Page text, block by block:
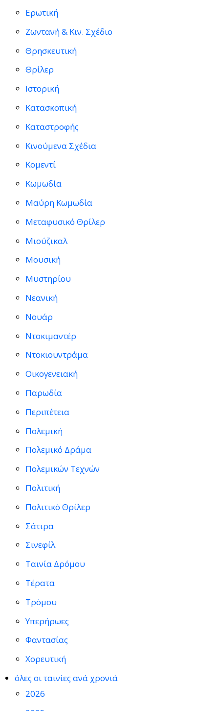
Ερωτική
Ζωντανή & Κιν. Σχέδιο
Θρησκευτική
Θρίλερ
Ιστορική
Κατασκοπική
Καταστροφής
Κινούμενα Σχέδια
Κομεντί
Κωμωδία
Μαύρη Κωμωδία
Μεταφυσικό Θρίλερ
Μιούζικαλ
Μουσική
Μυστηρίου
Νεανική
Νουάρ
Ντοκιμαντέρ
Ντοκιουντράμα
Οικογενειακή
Παρωδία
Περιπέτεια
Πολεμική
Πολεμικό Δράμα
Πολεμικών Τεχνών
Πολιτική
Πολιτικό Θρίλερ
Σάτιρα
Σινεφίλ
Ταινία Δρόμου
Τέρατα
Τρόμου
Υπερήρωες
Φαντασίας
Χορευτική
όλες οι ταινίες ανά χρονιά
2026